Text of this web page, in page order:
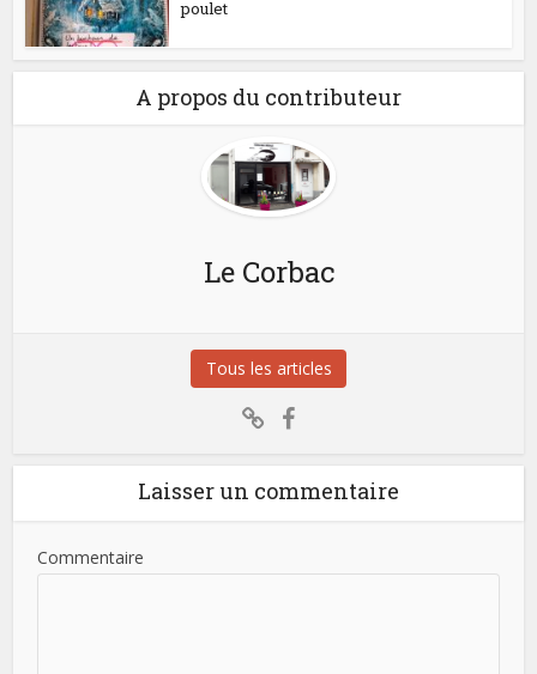
poulet
A propos du contributeur
Le Corbac
Tous les articles
Laisser un commentaire
Commentaire